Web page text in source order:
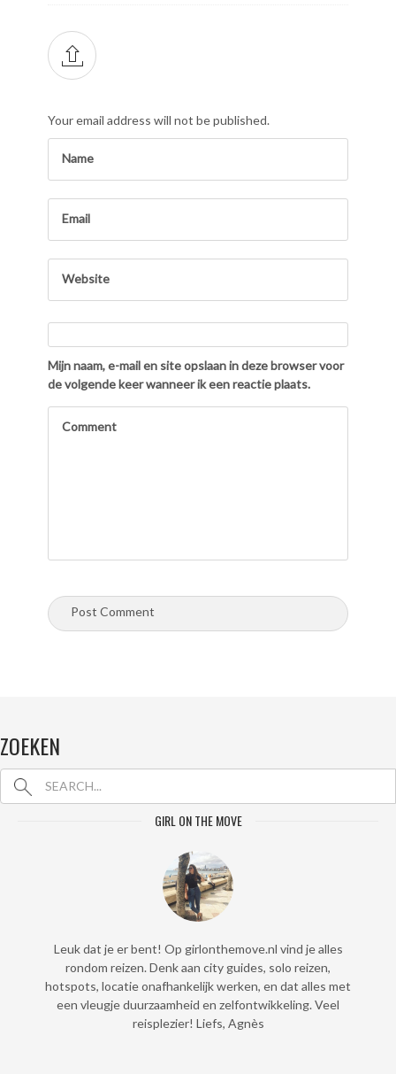
Your email address will not be published.
Mijn naam, e-mail en site opslaan in deze browser voor
de volgende keer wanneer ik een reactie plaats.
ZOEKEN
GIRL ON THE MOVE
Leuk dat je er bent! Op girlonthemove.nl vind je alles
rondom reizen. Denk aan city guides, solo reizen,
hotspots, locatie onafhankelijk werken, en dat alles met
een vleugje duurzaamheid en zelfontwikkeling. Veel
reisplezier! Liefs, Agnès